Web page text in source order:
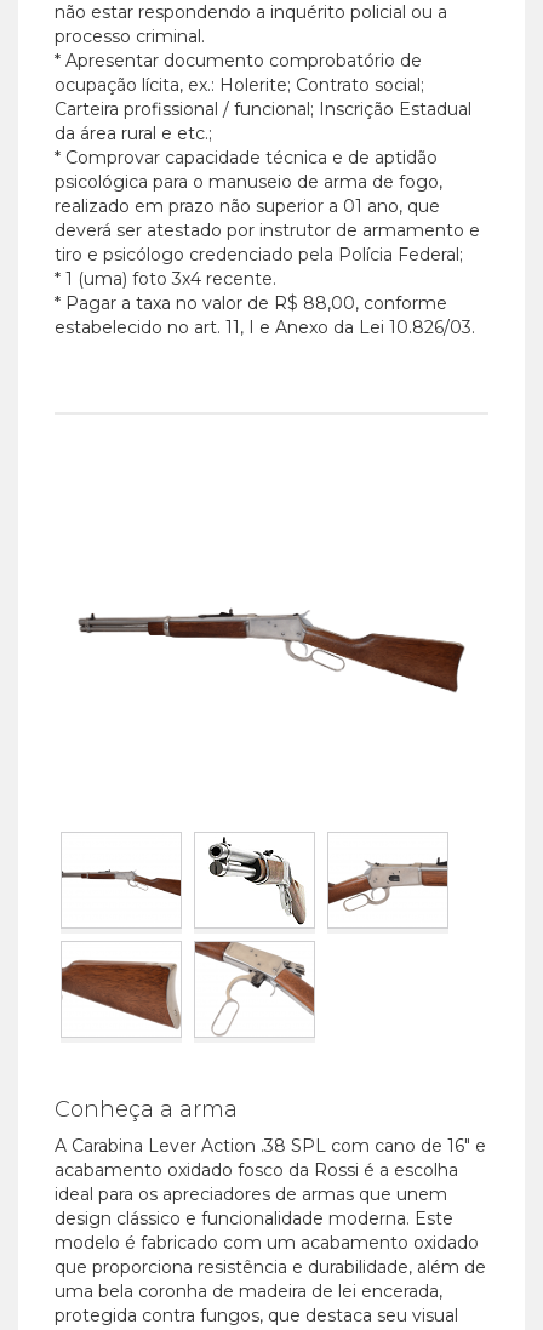
não estar respondendo a inquérito policial ou a
processo criminal.
* Apresentar documento comprobatório de
ocupação lícita, ex.: Holerite; Contrato social;
Carteira profissional / funcional; Inscrição Estadual
da área rural e etc.;
* Comprovar capacidade técnica e de aptidão
psicológica para o manuseio de arma de fogo,
realizado em prazo não superior a 01 ano, que
deverá ser atestado por instrutor de armamento e
tiro e psicólogo credenciado pela Polícia Federal;
* 1 (uma) foto 3x4 recente.
* Pagar a taxa no valor de R$ 88,00, conforme
estabelecido no art. 11, I e Anexo da Lei 10.826/03.
Conheça a arma
A Carabina Lever Action .38 SPL com cano de 16″ e
acabamento oxidado fosco da Rossi é a escolha
ideal para os apreciadores de armas que unem
design clássico e funcionalidade moderna. Este
modelo é fabricado com um acabamento oxidado
que proporciona resistência e durabilidade, além de
uma bela coronha de madeira de lei encerada,
protegida contra fungos, que destaca seu visual